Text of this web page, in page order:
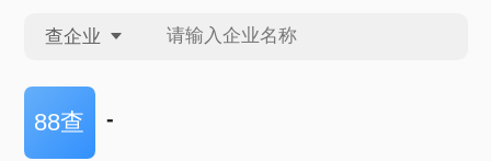
查企业
查企业
88查 -